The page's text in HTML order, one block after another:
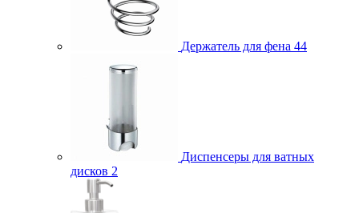
Держатель для фена 44
Диспенсеры для ватных
дисков 2